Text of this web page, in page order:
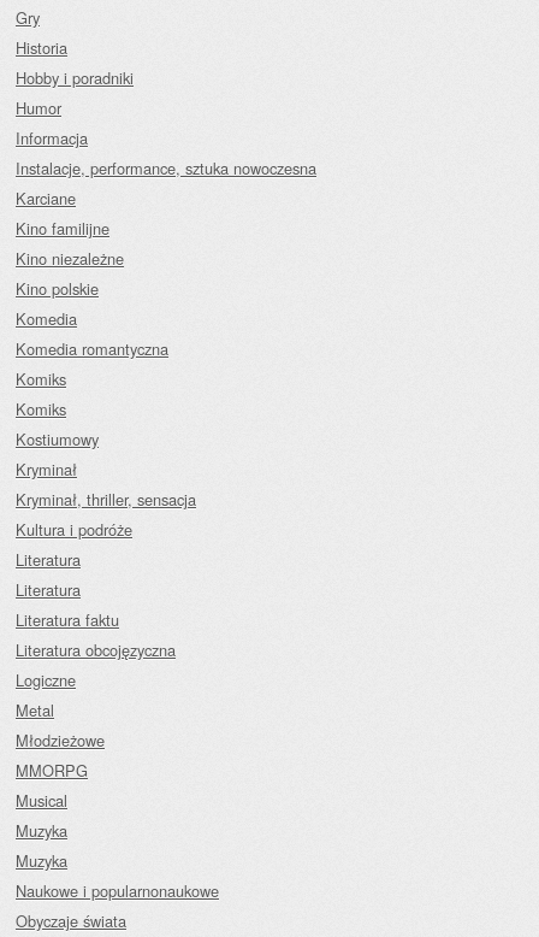
Gry
Historia
Hobby i poradniki
Humor
Informacja
Instalacje, performance, sztuka nowoczesna
Karciane
Kino familijne
Kino niezależne
Kino polskie
Komedia
Komedia romantyczna
Komiks
Komiks
Kostiumowy
Kryminał
Kryminał, thriller, sensacja
Kultura i podróże
Literatura
Literatura
Literatura faktu
Literatura obcojęzyczna
Logiczne
Metal
Młodzieżowe
MMORPG
Musical
Muzyka
Muzyka
Naukowe i popularnonaukowe
Obyczaje świata